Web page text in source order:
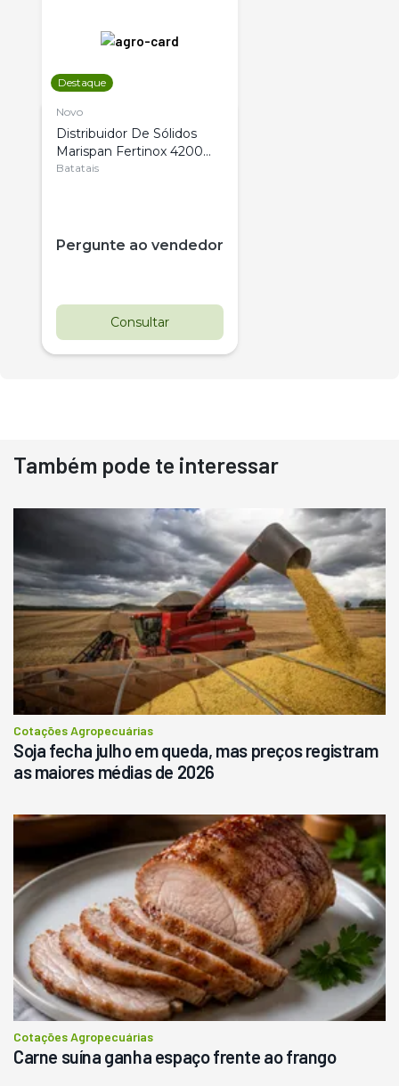
Destaque
Novo
Distribuidor De Sólidos
Marispan Fertinox 4200
Citrus
Batatais
Pergunte ao vendedor
Consultar
Destaque
Usado
Pá Carregadeira Cat 966
Londrina
R$ 145.000
Consultar
Também pode te interessar
Cotações Agropecuárias
Soja fecha julho em queda, mas preços registram
as maiores médias de 2026
Cotações Agropecuárias
Carne suína ganha espaço frente ao frango